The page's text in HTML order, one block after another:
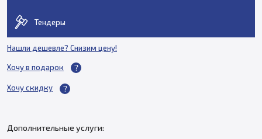
Тендеры
Нашли дешевле? Снизим цену!
Хочу в подарок
Хочу скидку
Дополнительные услуги: